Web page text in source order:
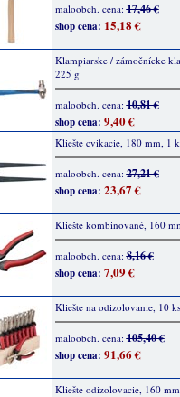
maloobch. cena:17,46 €
shop cena: 15,18 €
Klampiarske / zámočnícke
225 g
maloobch. cena:10,81 €
shop cena: 9,40 €
Kliešte cvikacie, 180 mm, 1
maloobch. cena:27,21 €
shop cena: 23,67 €
Kliešte kombinované, 160
maloobch. cena:8,16 €
shop cena: 7,09 €
Kliešte na odizolovanie, 10 ks
maloobch. cena:105,40 €
shop cena: 91,66 €
Kliešte odizolovacie, 160